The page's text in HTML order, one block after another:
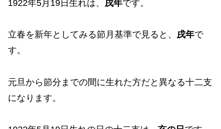
1922年5月19日生れは、 戌年です。
立春を新年としてみる節月基準で見ると、 戌年で
す。
元旦から節分までの間に生れた方だと異なる十二支
になります。